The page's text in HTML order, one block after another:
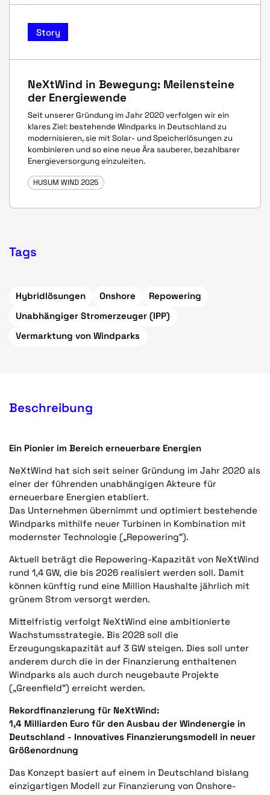
Story
NeXtWind in Bewegung: Meilensteine
der Energiewende
Seit unserer Gründung im Jahr 2020 verfolgen wir ein
klares Ziel: bestehende Windparks in Deutschland zu
modernisieren, sie mit Solar- und Speicherlösungen zu
kombinieren und so eine neue Ära sauberer, bezahlbarer
Energieversorgung einzuleiten.
HUSUM WIND 2025
Tags
Hybridlösungen Onshore
Repowering
Unabhängiger Stromerzeuger (IPP)
Vermarktung von Windparks
Beschreibung
Ein Pionier im Bereich erneuerbare Energien
NeXtWind hat sich seit seiner Gründung im Jahr 2020 als
einer der führenden unabhängigen Akteure für
erneuerbare Energien etabliert.
Das Unternehmen übernimmt und optimiert bestehende
Windparks mithilfe neuer Turbinen in Kombination mit
modernster Technologie („Repowering“).
Aktuell beträgt die Repowering-Kapazität von NeXtWind
rund 1,4 GW, die bis 2026 realisiert werden soll. Damit
können künftig rund eine Million Haushalte jährlich mit
grünem Strom versorgt werden.
Mittelfristig verfolgt NeXtWind eine ambitionierte
Wachstumsstrategie. Bis 2028 soll die
Erzeugungskapazität auf 3 GW steigen. Dies soll unter
anderem durch die in der Finanzierung enthaltenen
Windparks als auch durch neugebaute Projekte
(„Greenfield“) erreicht werden.
Rekordfinanzierung für NeXtWind:
1,4 Milliarden Euro für den Ausbau der Windenergie in
Deutschland - Innovatives Finanzierungsmodell in neuer
Größenordnung
Das Konzept basiert auf einem in Deutschland bislang
einzigartigen Modell zur Finanzierung von Onshore-